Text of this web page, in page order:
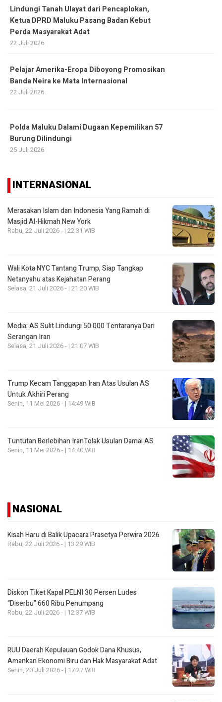
Lindungi Tanah Ulayat dari Pencaplokan,
Ketua DPRD Maluku Pasang Badan Kebut
Perda Masyarakat Adat
22 Juli 2026
Pelajar Amerika-Eropa Diboyong Promosikan
Banda Neira ke Mata Internasional
22 Juli 2026
Polda Maluku Dalami Dugaan Kepemilikan 57
Burung Dilindungi
25 Juli 2026
INTERNASIONAL
Merasakan Islam dan Indonesia Yang Ramah di
Masjid Al-Hikmah New York
Rabu, 22 Juli 2026 - | 22:31 WIB
Wali Kota NYC Tantang Trump, Siap Tangkap
Netanyahu atas Kejahatan Perang
Selasa, 21 Juli 2026 - | 21:20 WIB
Media: AS Sulit Lindungi 50.000 Tentaranya Dari
Serangan Iran
Selasa, 21 Juli 2026 - | 21:07 WIB
Trump Kecam Tanggapan Iran Atas Usulan AS
Untuk Akhiri Perang
Senin, 11 Mei 2026 - | 14:49 WIB
Tuntutan Berlebihan IranTolak Usulan Damai AS
Senin, 11 Mei 2026 - | 14:40 WIB
NASIONAL
Kisah Haru di Balik Upacara Prasetya Perwira 2026
Rabu, 22 Juli 2026 - | 13:29 WIB
Diskon Tiket Kapal PELNI 30 Persen Ludes
“Diserbu” 660 Ribu Penumpang
Rabu, 22 Juli 2026 - | 12:37 WIB
RUU Daerah Kepulauan Godok Dana Khusus,
Amankan Ekonomi Biru dan Hak Masyarakat Adat
Senin, 20 Juli 2026 - | 17:27 WIB